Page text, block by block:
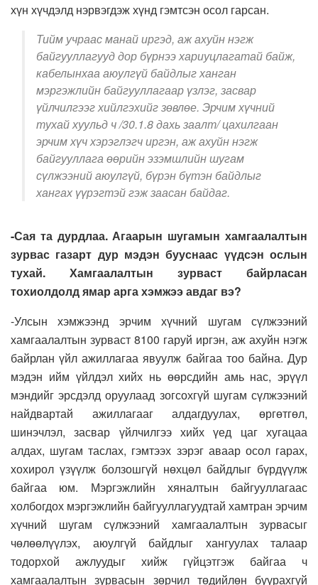
хүн хүчдэлд нэрвэгдэж хүнд гэмтсэн осол гарсан.
Тийм учраас манай иргэд, аж ахуйн нэгж
байгууллагууд дор бүрнээ хариуцлагатай байж,
кабелынхаа аюулгүй байдлыг ханган
мэргэжлийн байгууллагаар үзлэг, засвар
үйлчилгээг хийлгэхийг зөвлөе. Эрчим хүчний
тухай хуульд ч /30.1.8 дахь заалт/ цахилгаан
эрчим хүч хэрэглэгч иргэн, аж ахуйн нэгж
байгууллага өөрийн эзэмшлийн шугам
сүлжээний аюулгүй, бүрэн бүтэн байдлыг
хангах үүрэгтэй гэж заасан байдаг.
-Сая та дурдлаа. Агаарын шугамын хамгаалалтын
зурвас газарт дур мэдэн бууснаас үүдсэн ослын
тухай. Хамгаалалтын зурваст байрласан
тохиолдолд ямар арга хэмжээ авдаг вэ?
-Улсын хэмжээнд эрчим хүчний шугам сүлжээний
хамгаалалтын зурваст 8100 гаруй иргэн, аж ахуйн нэгж
байрлан үйл ажиллагаа явуулж байгаа тоо байна. Дур
мэдэн ийм үйлдэл хийх нь өөрсдийн амь нас, эрүүл
мэндийг эрсдэлд оруулаад зогсохгүй шугам сүлжээний
найдвартай ажиллагааг алдагдуулах, өргөтгөл,
шинэчлэл, засвар үйлчилгээ хийх үед цаг хугацаа
алдах, шугам таслах, гэмтээх зэрэг аваар осол гарах,
хохирол үзүүлж болзошгүй нөхцөл байдлыг бүрдүүлж
байгаа юм. Мэргэжлийн хяналтын байгууллагаас
холбогдох мэргэжлийн байгууллагуудтай хамтран эрчим
хүчний шугам сүлжээний хамгаалалтын зурвасыг
чөлөөлүүлэх, аюулгүй байдлыг хангуулах талаар
тодорхой ажлуудыг хийж гүйцэтгэж байгаа ч
хамгаалалтын зурвасын зөрчил төдийлөн буурахгүй